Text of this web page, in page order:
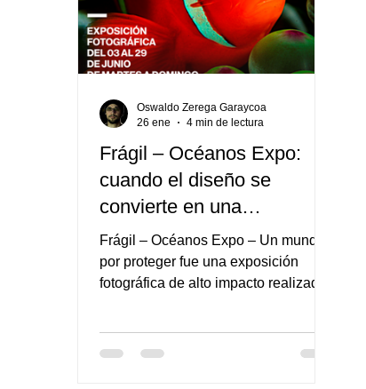
Frágil – Océanos Expo:
cuando el diseño se
convierte en una
herramienta de conciencia
ambiental
Frágil – Océanos Expo – Un mundo
por proteger fue una exposición
fotográfica de alto impacto realizada
del Ambiente del Ecuador, el
Oswaldo Zerega Garaycoa
26 ene
4 min de lectura